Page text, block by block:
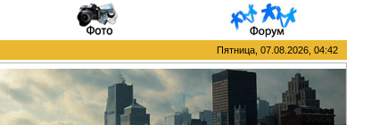
Пятница, 07.08.2026, 04:42